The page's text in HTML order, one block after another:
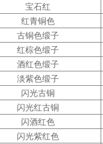
宝石红
红青铜色
古铜色缎子
红棕色缎子
酒红色缎子
淡紫色缎子
闪光古铜
闪光红古铜
闪酒红色
闪光紫红色